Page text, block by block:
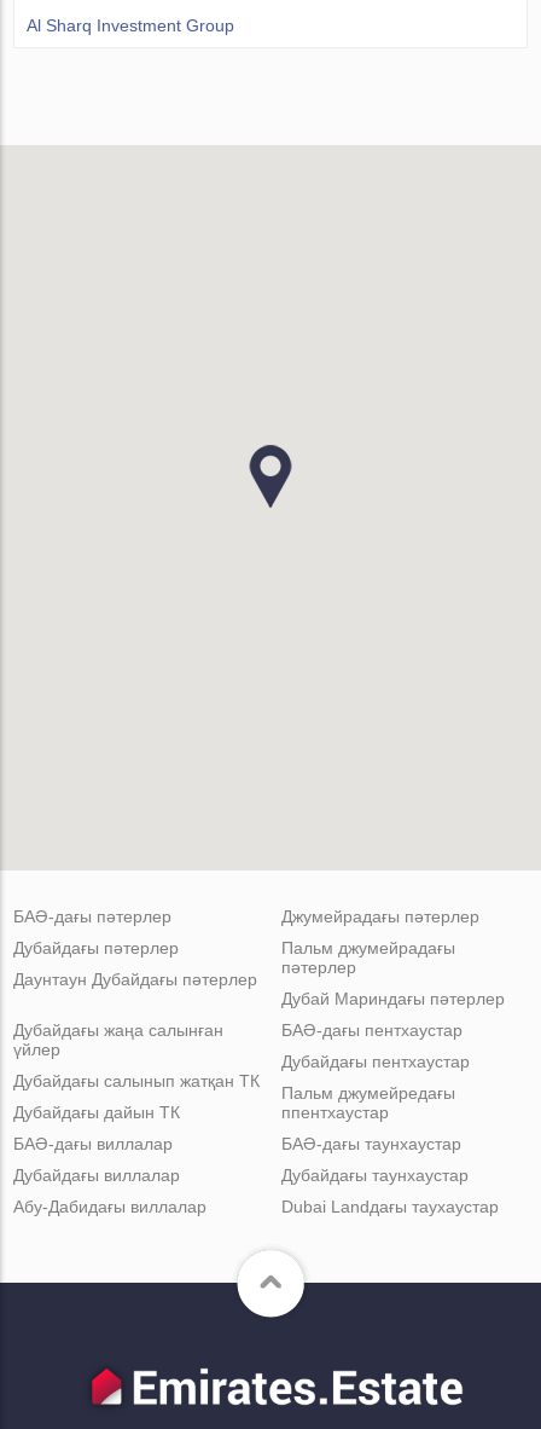
Al Sharq Investment Group
БАӘ-дағы пәтерлер
Дубайдағы пәтерлер
Даунтаун Дубайдағы пәтерлер
Джумейрадағы пәтерлер
Пальм джумейрадағы
пәтерлер
Дубай Мариндағы пәтерлер
Дубайдағы жаңа салынған
үйлер
Дубайдағы салынып жатқан ТК
Дубайдағы дайын ТК
БАӘ-дағы пентхаустар
Дубайдағы пентхаустар
Пальм джумейредағы
ппентхаустар
БАӘ-дағы виллалар
Дубайдағы виллалар
Абу-Дабидағы виллалар
БАӘ-дағы таунхаустар
Дубайдағы таунхаустар
Dubai Landдағы таухаустар